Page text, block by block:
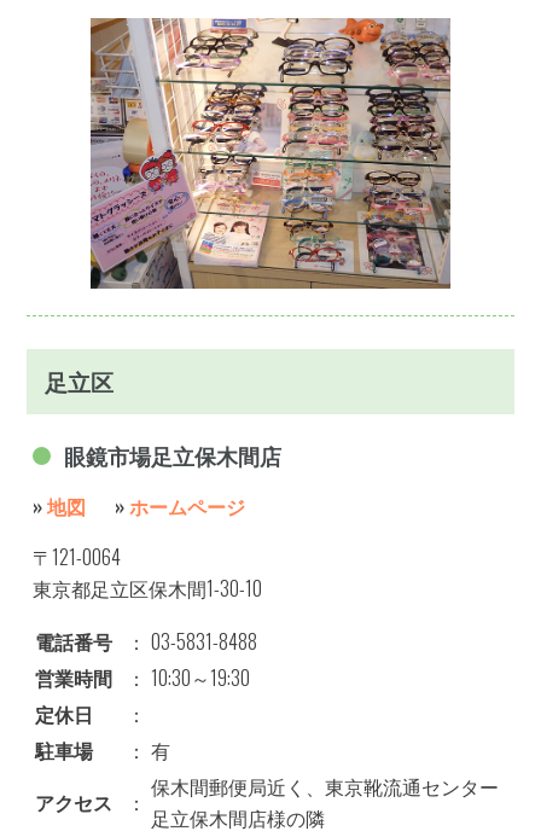
足立区
眼鏡市場足立保木間店
»地図 »ホームページ
〒121-0064
東京都足立区保木間1-30-10
電話番号
： 03-5831-8488
営業時間
： 10:30～19:30
定休日
：
駐車場
： 有
アクセス
：
保木間郵便局近く、東京靴流通センター
足立保木間店様の隣